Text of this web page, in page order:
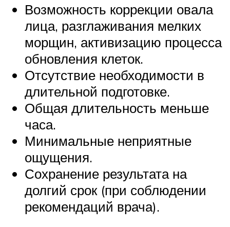
Возможность коррекции овала
лица, разглаживания мелких
морщин, активизацию процесса
обновления клеток.
Отсутствие необходимости в
длительной подготовке.
Общая длительность меньше
часа.
Минимальные неприятные
ощущения.
Сохранение результата на
долгий срок (при соблюдении
рекомендаций врача).